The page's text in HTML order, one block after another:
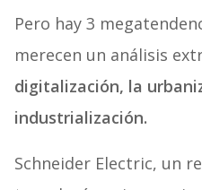
Pero hay 3
merecen un análisis
digitalización, la
industrialización.
Schneider Electric, un